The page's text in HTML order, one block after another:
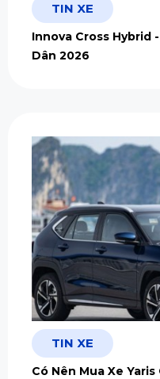
TIN XE
Innova Cross Hybrid
Dân 2026
TIN XE
Có Nên Mua Xe